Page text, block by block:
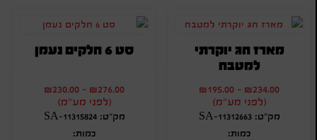
מארז חג יוקרתי
למטבח
₪234.00
-
₪195.00
(לפני מע"מ)
מק"ט: SA-11312663
כמות:
סט 6 חלקים נעמן
₪276.00
-
₪230.00
(לפני מע"מ)
מק"ט: SA-11315824
כמות: